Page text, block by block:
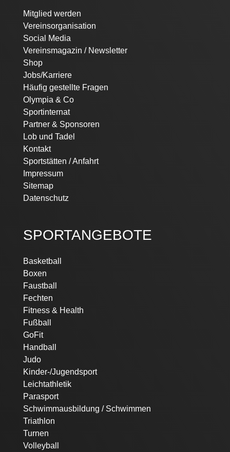
Navigation
überspringen
Mitglied werden
Vereinsorganisation
Social Media
Vereinsmagazin / Newsletter
Shop
Jobs/Karriere
Häufig gestellte Fragen
Olympia & Co
Sportinternat
Partner & Sponsoren
Lob und Tadel
Kontakt
Sportstätten / Anfahrt
Impressum
Sitemap
Datenschutz
SPORTANGEBOTE
Navigation
überspringen
Basketball
Boxen
Faustball
Fechten
Fitness & Health
Fußball
GoFit
Handball
Judo
Kinder-/Jugendsport
Leichtathletik
Parasport
Schwimmausbildung / Schwimmen
Triathlon
Turnen
Volleyball